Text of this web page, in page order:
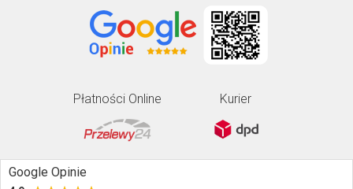
Płatności Online Kurier
Google Opinie